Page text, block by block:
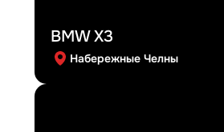
BMW X3
Набережные Челны